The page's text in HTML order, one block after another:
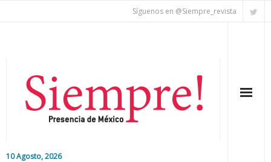
Síguenos en @Siempre_revista
10 Agosto, 2026